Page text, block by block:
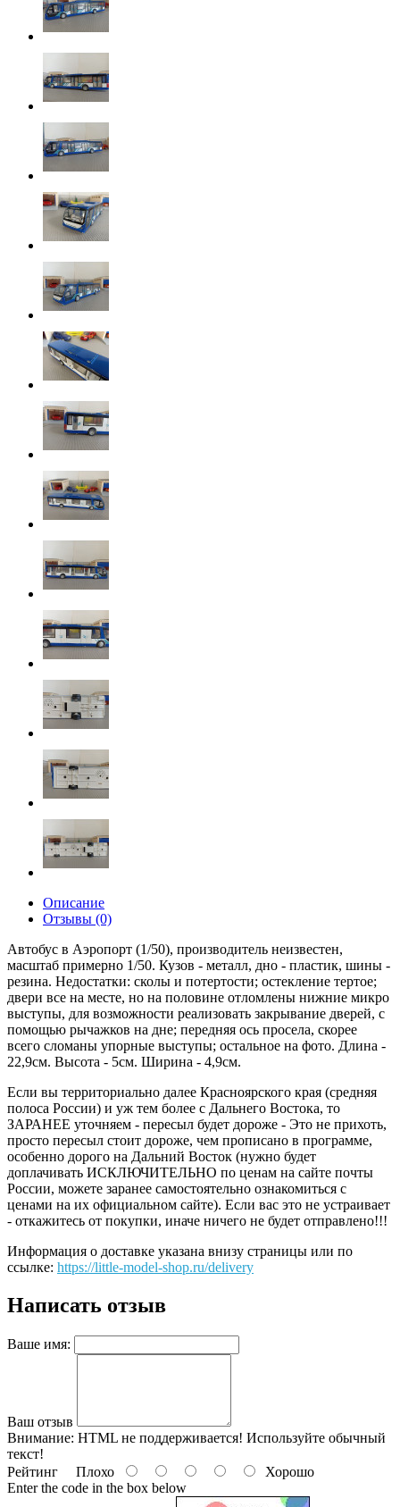
Описание
Отзывы (0)
Автобус в Аэропорт (1/50), производитель неизвестен,
масштаб примерно 1/50. Кузов - металл, дно - пластик, шины -
резина. Недостатки: сколы и потертости; остекление тертое;
двери все на месте, но на половине отломлены нижние микро
выступы, для возможности реализовать закрывание дверей, с
помощью рычажков на дне; передняя ось просела, скорее
всего сломаны упорные выступы; остальное на фото. Длина -
22,9см. Высота - 5см. Ширина - 4,9см.
Если вы территориально далее Красноярского края (средняя
полоса России) и уж тем более с Дальнего Востока, то
ЗАРАНЕЕ уточняем - пересыл будет дороже - Это не прихоть,
просто пересыл стоит дороже, чем прописано в программе,
особенно дорого на Дальний Восток (нужно будет
доплачивать ИСКЛЮЧИТЕЛЬНО по ценам на сайте почты
России, можете заранее самостоятельно ознакомиться с
ценами на их официальном сайте). Если вас это не устраивает
- откажитесь от покупки, иначе ничего не будет отправлено!!!
Информация о доставке указана внизу страницы или по
ссылке: https://little-model-shop.ru/delivery
Написать отзыв
Ваше имя:
Ваш отзыв
Внимание: HTML не поддерживается! Используйте обычный
текст!
Рейтинг Плохо
Хорошо
Enter the code in the box below